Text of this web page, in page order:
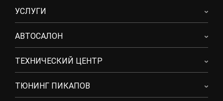
УСЛУГИ
АВТОСАЛОН
ТЕХНИЧЕСКИЙ ЦЕНТР
ТЮНИНГ ПИКАПОВ